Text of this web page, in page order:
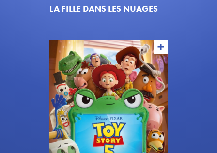
LA FILLE DANS LES NUAGES